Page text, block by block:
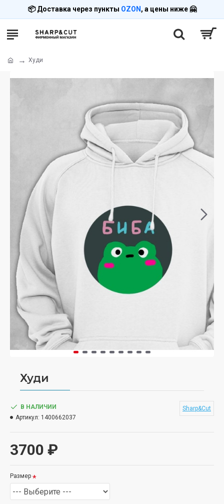
📦 Доставка через пункты OZON , а цены ниже 🤗
Худи
Худи
3700 ₽
В НАЛИЧИИ
Артикул: 1400662037
Sharp&Cut
Размер